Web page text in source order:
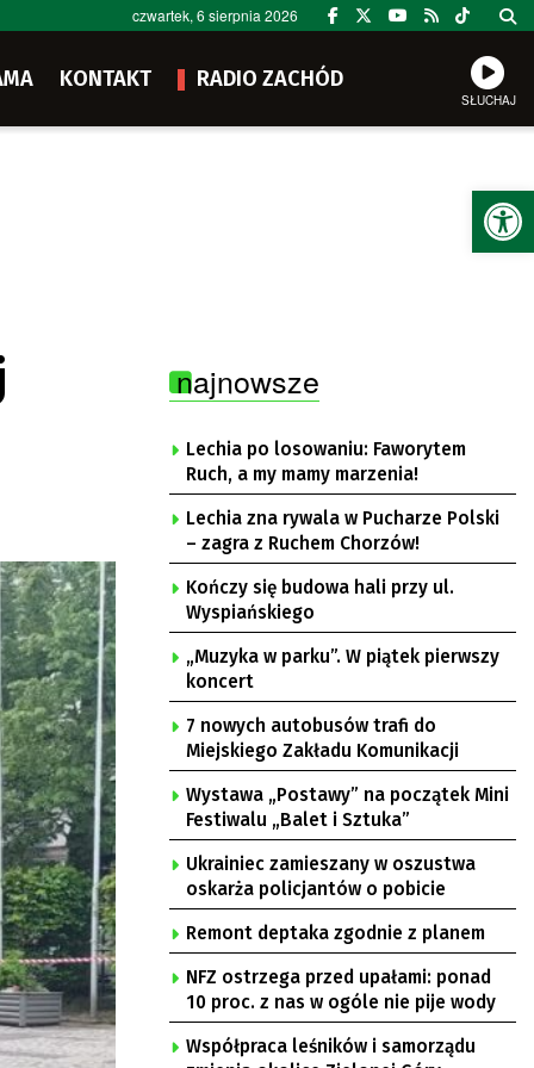
czwartek, 6 sierpnia 2026
KONTAKT RADIO ZACHÓD
SŁUCHAJ
najnowsze
Lechia po losowaniu: Faworytem
Ruch, a my mamy marzenia!
Lechia zna rywala w Pucharze Polski
– zagra z Ruchem Chorzów!
Kończy się budowa hali przy ul.
Wyspiańskiego
„Muzyka w parku”. W piątek pierwszy
koncert
7 nowych autobusów trafi do
Miejskiego Zakładu Komunikacji
Wystawa „Postawy” na początek Mini
Festiwalu „Balet i Sztuka”
Ukrainiec zamieszany w oszustwa
oskarża policjantów o pobicie
Remont deptaka zgodnie z planem
NFZ ostrzega przed upałami: ponad
10 proc. z nas w ogóle nie pije wody
Współpraca leśników i samorządu